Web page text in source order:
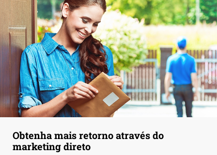
Obtenha mais retorno através do
marketing direto